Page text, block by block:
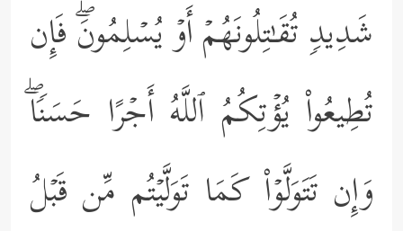
شَدِیدࣲ تُقَـٰتِلُونَهُمۡ أَوۡ یُسۡلِمُونَۖ فَإِن
تُطِیعُواْ یُؤۡتِكُمُ ٱللَّهُ أَجۡرًا حَسَنࣰاۖ
وَإِن تَتَوَلَّوۡاْ كَمَا تَوَلَّیۡتُم مِّن قَبۡلُ